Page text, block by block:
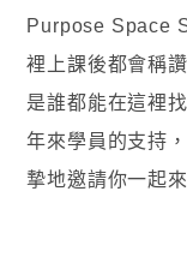
Purpose Space
裡上課後都會稱
是誰都能在這裡
年來學員的支持
摯地邀請你一起